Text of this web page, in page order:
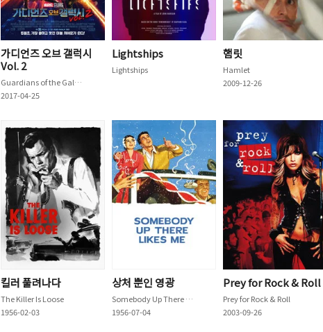
가디언즈 오브 갤럭시
Vol. 2
Guardians of the Galaxy Vol. 2
2017-04-25
Lightships
Lightships
햄릿
Hamlet
2009-12-26
킬러 풀려나다
The Killer Is Loose
1956-02-03
상처 뿐인 영광
Somebody Up There Likes Me
1956-07-04
Prey for Rock & Roll
Prey for Rock & Roll
2003-09-26